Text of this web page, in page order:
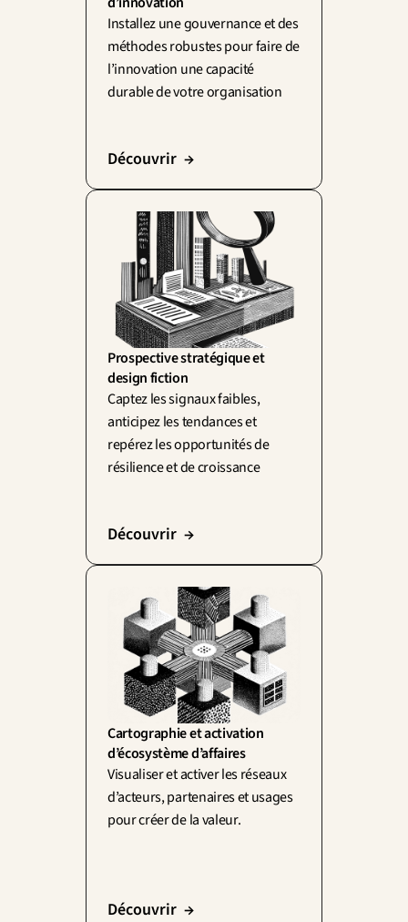
Installez une gouvernance et des
méthodes robustes pour faire de
l’innovation une capacité
durable de votre organisation
Découvrir  →
Prospective stratégique et
design fiction
Captez les signaux faibles,
anticipez les tendances et
repérez les opportunités de
résilience et de croissance
Découvrir  →
Cartographie et activation
d’écosystème d’affaires
Visualiser et activer les réseaux
d’acteurs, partenaires et usages
pour créer de la valeur.
Découvrir  →